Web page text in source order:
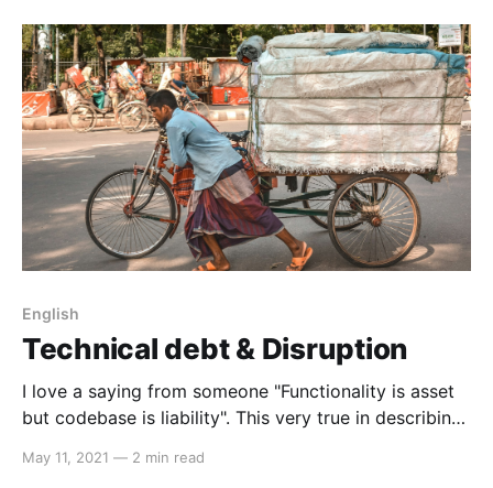
which became a so
English
Technical debt & Disruption
I love a saying from someone "Functionality is asset
but codebase is liability". This very true in describing
compromised some technical deficiencies to gain
May 11, 2021 — 2 min read